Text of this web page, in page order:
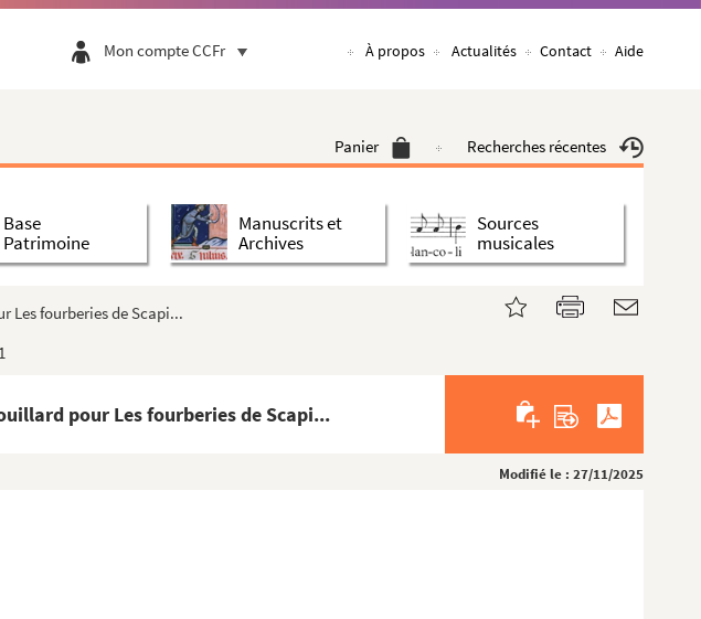
Mon compte CCFr À propos Actualités Contact Aide
Panier Recherches récentes
Base
Patrimoine
Manuscrits et
Archives
Sources
musicales
Les fourberies de Scapi...
pour Les fourberies de Scapi...
Modifié le : 27/11/2025